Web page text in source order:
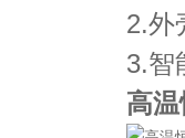
2.外
3.智
高